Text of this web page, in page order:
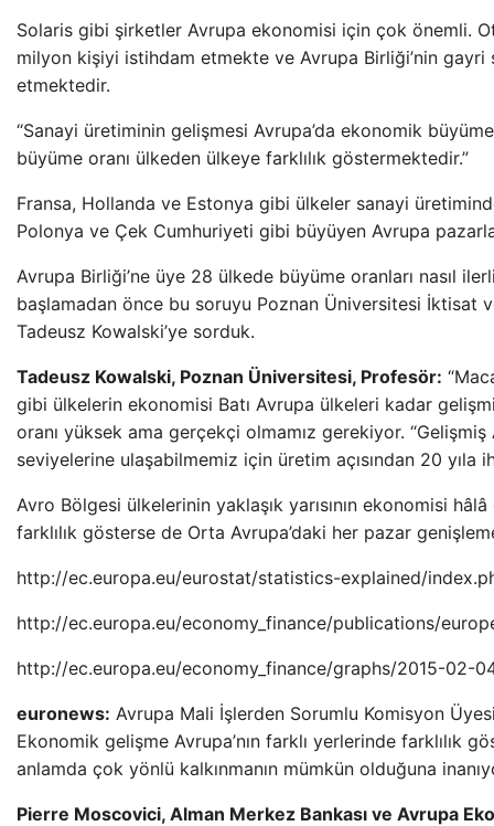
Solaris gibi şirketler Avrupa ekonomisi için çok önemli.
milyon kişiyi istihdam etmekte ve Avrupa Birliği’nin gayri
etmektedir.
“Sanayi üretiminin gelişmesi Avrupa’da ekonomik
büyüme oranı ülkeden ülkeye farklılık göstermektedir.”
Fransa, Hollanda ve Estonya gibi ülkeler sanayi
Polonya ve Çek Cumhuriyeti gibi büyüyen Avrupa
Avrupa Birliği’ne üye 28 ülkede büyüme oranları nasıl
başlamadan önce bu soruyu Poznan Üniversitesi İktisat
Tadeusz Kowalski’ye sorduk.
Tadeusz Kowalski, Poznan Üniversitesi, Profesör:
gibi ülkelerin ekonomisi Batı Avrupa ülkeleri kadar
oranı yüksek ama gerçekçi olmamız gerekiyor.
seviyelerine ulaşabilmemiz için üretim açısından 20 yıla
Avro Bölgesi ülkelerinin yaklaşık yarısının ekonomisi
farklılık gösterse de Orta Avrupa’daki her pazar
http://ec.europa.eu/eurostat/statistics-explained/
http://ec.europa.eu/economy_finance/publications/
http://ec.europa.eu/economy_finance/graphs/2015-02-
euronews: Avrupa Mali İşlerden Sorumlu Komisyon
Ekonomik gelişme Avrupa’nın farklı yerlerinde farklılık
anlamda çok yönlü kalkınmanın mümkün olduğuna
Pierre Moscovici, Alman Merkez Bankası ve Avrupa